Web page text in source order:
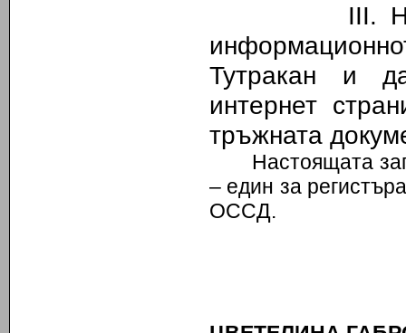
III.
Тутракан и
интернет
тръжната
Настоящата
– един за
ОССД.